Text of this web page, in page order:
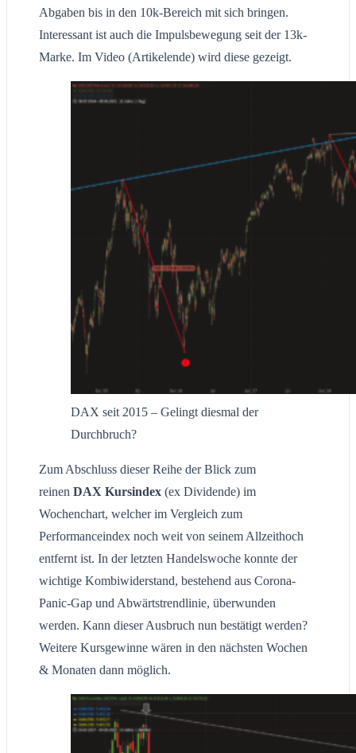
Abgaben bis in den 10k-Bereich mit sich bringen.
Interessant ist auch die Impulsbewegung seit der 13k-
Marke. Im Video (Artikelende) wird diese gezeigt.
DAX seit 2015 – Gelingt diesmal der
Durchbruch?
Zum Abschluss dieser Reihe der Blick zum
reinen DAX Kursindex (ex Dividende) im
Wochenchart, welcher im Vergleich zum
Performanceindex noch weit von seinem Allzeithoch
entfernt ist. In der letzten Handelswoche konnte der
wichtige Kombiwiderstand, bestehend aus Corona-
Panic-Gap und Abwärtstrendlinie, überwunden
werden. Kann dieser Ausbruch nun bestätigt werden?
Weitere Kursgewinne wären in den nächsten Wochen
& Monaten dann möglich.